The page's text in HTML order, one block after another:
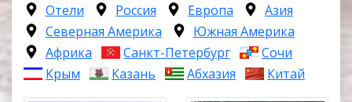
Отели Россия Европа
Азия
Северная Америка
Южная Америка
Африка
Санкт-Петербург
Сочи
Крым
Казань Абхазия Китай